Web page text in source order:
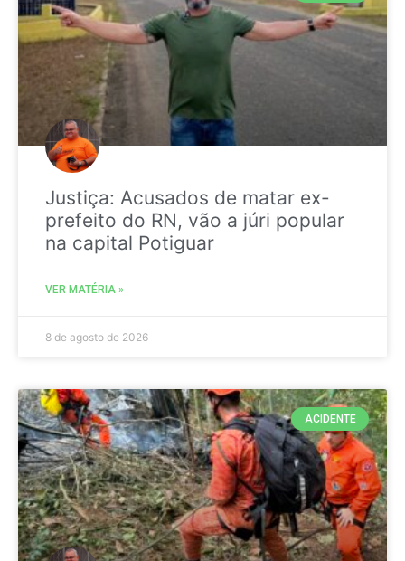
Justiça: Acusados de matar ex-
prefeito do RN, vão a júri popular
na capital Potiguar
VER MATÉRIA »
8 de agosto de 2026
ACIDENTE